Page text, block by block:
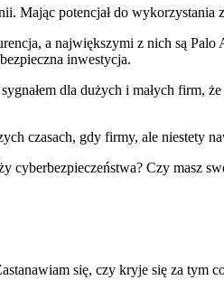
Mając potencjał do
a największymi z nich są Palo
inwestycja.
dla dużych i małych firm,
czasach, gdy firmy, ale niestety
cyberbezpieczeństwa? Czy masz
się, czy kryje się za tym